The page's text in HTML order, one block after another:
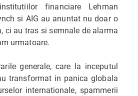
financiare Lehman
si AIG au anuntat nu doar o
ci au tras si semnale de alarma
urmatoare.
generale, care la inceputul
transformat in panica globala
internationale, spammerii